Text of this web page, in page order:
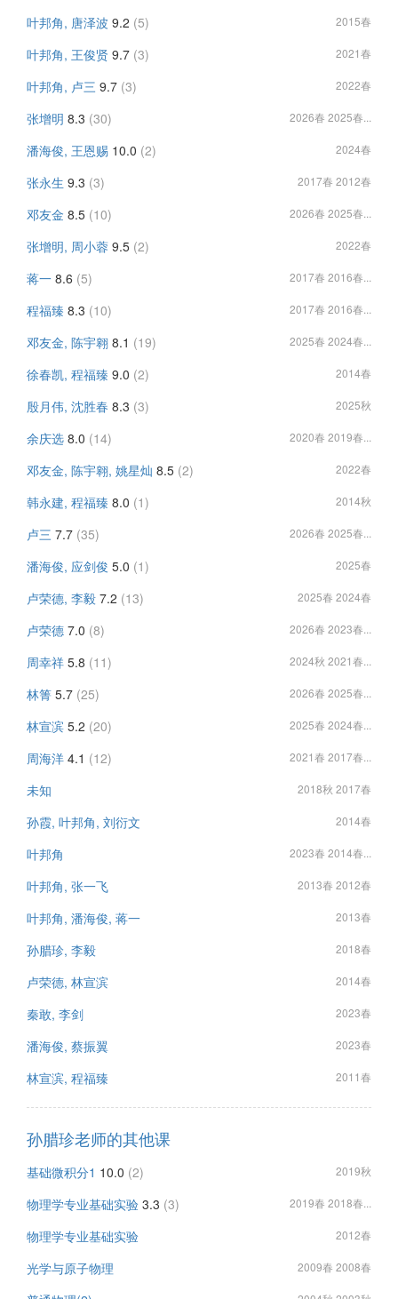
叶邦角, 唐泽波 9.2 (5) 2015春
叶邦角, 王俊贤 9.7 (3) 2021春
叶邦角, 卢三 9.7 (3) 2022春
张增明 8.3 (30) 2026春 2025春...
潘海俊, 王恩赐 10.0 (2) 2024春
张永生 9.3 (3) 2017春 2012春
邓友金 8.5 (10) 2026春 2025春...
张增明, 周小蓉 9.5 (2) 2022春
蒋一 8.6 (5) 2017春 2016春...
程福臻 8.3 (10) 2017春 2016春...
邓友金, 陈宇翱 8.1 (19) 2025春 2024春...
徐春凯, 程福臻 9.0 (2) 2014春
殷月伟, 沈胜春 8.3 (3) 2025秋
余庆选 8.0 (14) 2020春 2019春...
邓友金, 陈宇翱, 姚星灿 8.5 (2) 2022春
韩永建, 程福臻 8.0 (1) 2014秋
卢三 7.7 (35) 2026春 2025春...
潘海俊, 应剑俊 5.0 (1) 2025春
卢荣德, 李毅 7.2 (13) 2025春 2024春
卢荣德 7.0 (8) 2026春 2023春...
周幸祥 5.8 (11) 2024秋 2021春...
林箐 5.7 (25) 2026春 2025春...
林宣滨 5.2 (20) 2025春 2024春...
周海洋 4.1 (12) 2021春 2017春...
未知 2018秋 2017春
孙霞, 叶邦角, 刘衍文 2014春
叶邦角 2023春 2014春...
叶邦角, 张一飞 2013春 2012春
叶邦角, 潘海俊, 蒋一 2013春
孙腊珍, 李毅 2018春
卢荣德, 林宣滨 2014春
秦敢, 李剑 2023春
潘海俊, 蔡振翼 2023春
林宣滨, 程福臻 2011春
孙腊珍老师的其他课
基础微积分1 10.0 (2) 2019秋
物理学专业基础实验 3.3 (3) 2019春 2018春...
物理学专业基础实验 2012春
光学与原子物理 2009春 2008春